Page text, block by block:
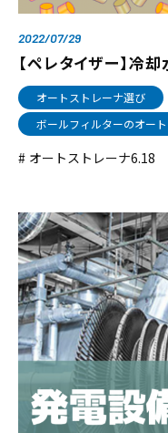
2022/07/29
【ペレタイザー】冷
オートストレーナ選び
ボールフィルターのオー
オートストレーナ6.18